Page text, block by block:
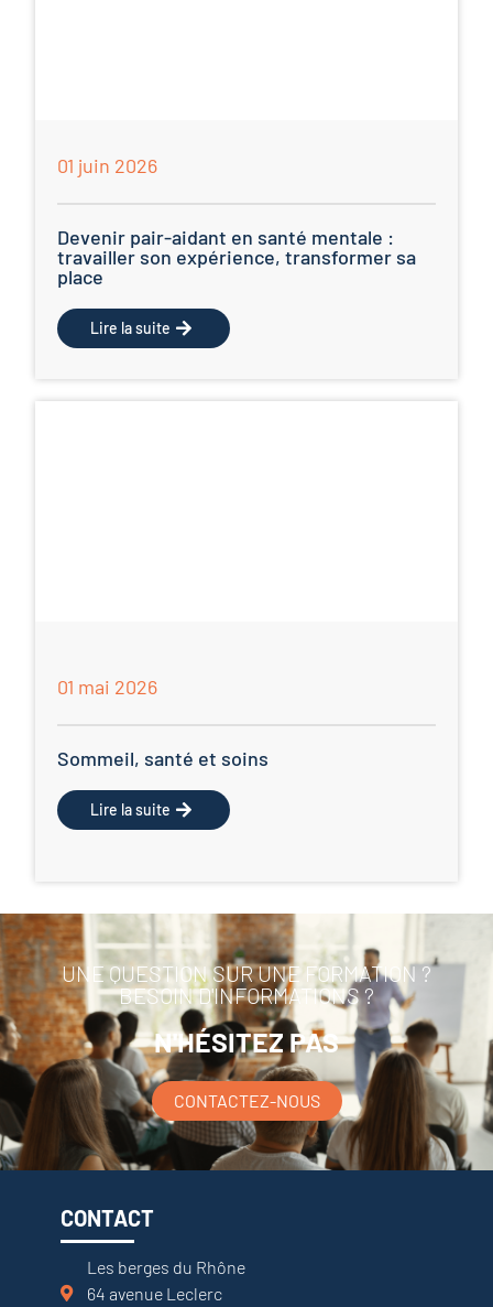
01 juin 2026
Devenir pair-aidant en santé mentale :
travailler son expérience, transformer sa
place
Lire la suite
01 mai 2026
Sommeil, santé et soins
Lire la suite
UNE QUESTION SUR UNE FORMATION ?
BESOIN D'INFORMATIONS ?
N'HÉSITEZ PAS
CONTACTEZ-NOUS
CONTACT
Les berges du Rhône
64 avenue Leclerc